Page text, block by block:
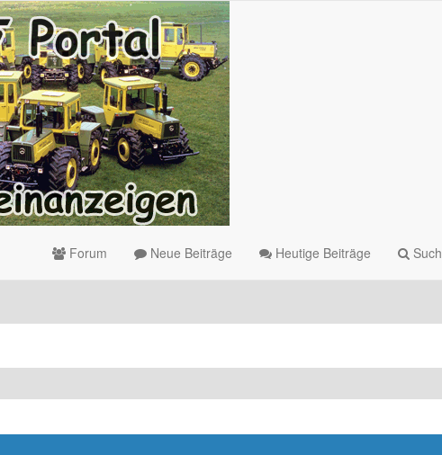
Forum Neue Beiträge Heutige Beiträge